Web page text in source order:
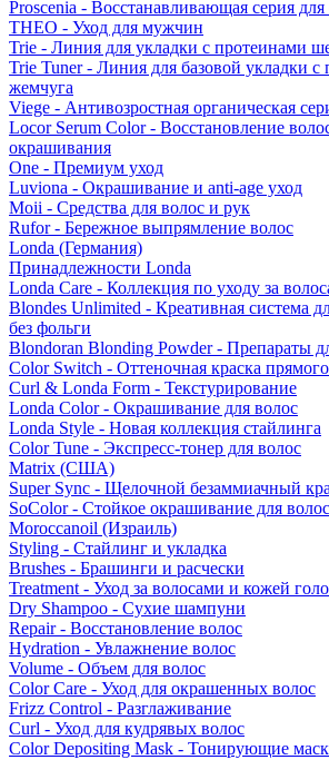
Proscenia - Восстанавливающая серия
THEO - Уход для мужчин
Trie - Линия для укладки с протеинами
Trie Tuner - Линия для базовой укладки
жемчуга
Viege - Антивозростная органическая
Locor Serum Color - Восстановление
окрашивания
One - Премиум уход
Luviona - Окрашивание и anti-age уход
Moii - Средства для волос и рук
Rufor - Бережное выпрямление волос
Londa (Германия)
Принадлежности Londa
Londa Care - Коллекция по уходу за
Blondes Unlimited - Креативная система
без фольги
Blondoran Blonding Powder - Препараты
Color Switch - Оттеночная краска
Curl & Londa Form - Текстурирование
Londa Color - Окрашивание для волос
Londa Style - Новая коллекция стайлинга
Color Tune - Экспресс-тонер для волос
Matrix (США)
Super Sync - Щелочной безаммиачный
SoColor - Стойкое окрашивание для волос
Moroccanoil (Израиль)
Styling - Стайлинг и укладка
Brushes - Брашинги и расчески
Treatment - Уход за волосами и кожей
Dry Shampoo - Сухие шампуни
Repair - Восстановление волос
Hydration - Увлажнение волос
Volume - Объем для волос
Color Care - Уход для окрашенных волос
Frizz Control - Разглаживание
Curl - Уход для кудрявых волос
Color Depositing Mask - Тонирующие